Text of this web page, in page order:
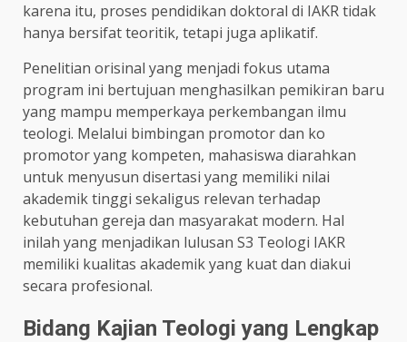
karena itu, proses pendidikan doktoral di IAKR tidak
hanya bersifat teoritik, tetapi juga aplikatif.
Penelitian orisinal yang menjadi fokus utama
program ini bertujuan menghasilkan pemikiran baru
yang mampu memperkaya perkembangan ilmu
teologi. Melalui bimbingan promotor dan ko
promotor yang kompeten, mahasiswa diarahkan
untuk menyusun disertasi yang memiliki nilai
akademik tinggi sekaligus relevan terhadap
kebutuhan gereja dan masyarakat modern. Hal
inilah yang menjadikan lulusan S3 Teologi IAKR
memiliki kualitas akademik yang kuat dan diakui
secara profesional.
Bidang Kajian Teologi yang Lengkap